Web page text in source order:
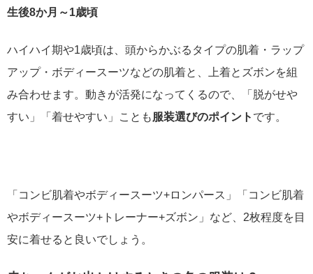
生後8か月～1歳頃
ハイハイ期や1歳頃は、頭からかぶるタイプの肌着・ラップ
アップ・ボディースーツなどの肌着と、上着とズボンを組
み合わせます。動きが活発になってくるので、「脱がせや
すい」「着せやすい」ことも服装選びのポイント です。
「コンビ肌着やボディースーツ+ロンパース」「コンビ肌着
やボディースーツ+トレーナー+ズボン」など、2枚程度を目
安に着せると良いでしょう。